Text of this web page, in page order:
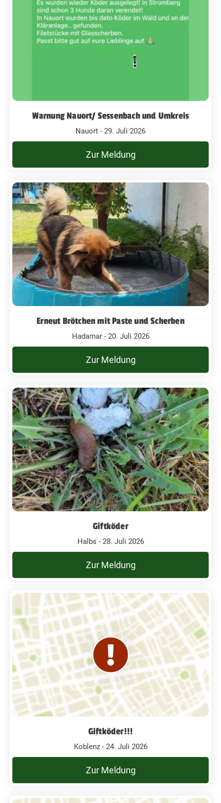
Warnung Nauort/ Sessenbach und Umkreis
Nauort - 29. Juli 2026
Zur Meldung
Erneut Brötchen mit Paste und Scherben
Hadamar - 20. Juli 2026
Zur Meldung
Giftköder
Halbs - 28. Juli 2026
Zur Meldung
Giftköder!!!
Koblenz - 24. Juli 2026
Zur Meldung